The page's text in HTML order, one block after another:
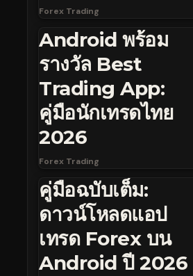
Forex Trading
Android พร้อม
รางวัล Best
Trading App:
คู่มือนักเทรดไทย
2026
Forex Trading
คู่มือฉบับเต็ม:
ดาวน์โหลดแอป
เทรด Forex บน
Android ปี 2026